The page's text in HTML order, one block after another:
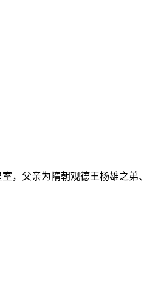
，父亲为隋朝观德王杨雄之